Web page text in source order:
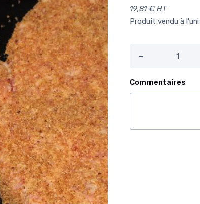
19,81 € HT
Produit vendu à
-
Commentaires